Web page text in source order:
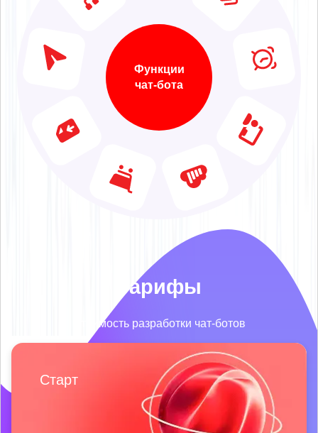
Функции
чат-бота
Тарифы
Стоимость разработки чат-ботов
Старт